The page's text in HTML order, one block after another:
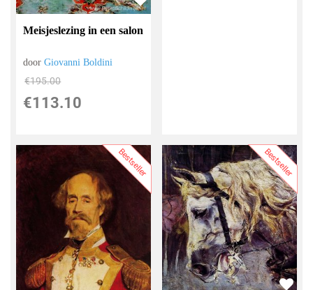
Meisjeslezing in een salon
doorGiovanni Boldini
€195.00
€113.10
Bestseller Bestseller